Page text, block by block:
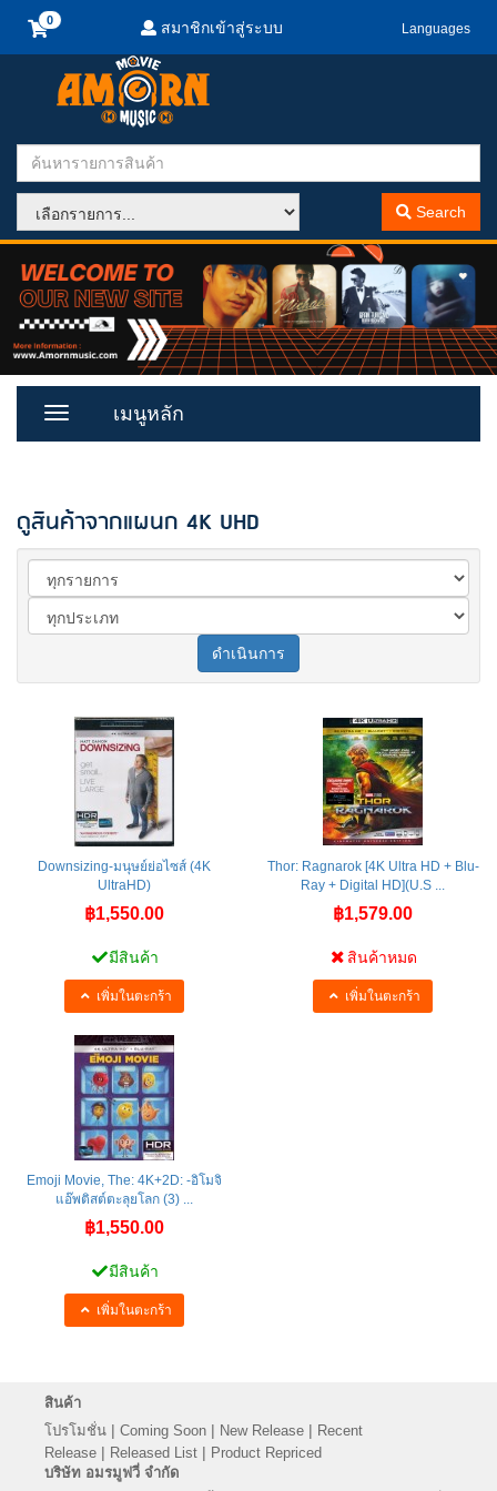
สมาชิกเข้าสู่ระบบ Languages
Search
Toggle
เมนูหลัก
ดูสินค้าจากแผนก 4K UHD
ดำเนินการ
Downsizing-มนุษย์ย่อไซส์ (4K
UltraHD)
฿1,550.00
มีสินค้า
เพิ่มในตะกร้า
Thor: Ragnarok [4K Ultra HD + Blu-
Ray + Digital HD](U.S ...
฿1,579.00
สินค้าหมด
เพิ่มในตะกร้า
Emoji Movie, The: 4K+2D: -อิโมจิ
แอ๊พติสต์ตะลุยโลก (3) ...
฿1,550.00
มีสินค้า
เพิ่มในตะกร้า
สินค้า
โปรโมชั่น | Coming Soon | New Release | Recent
Release | Released List | Product Repriced
บริษัท อมรมูฟวี่ จำกัด